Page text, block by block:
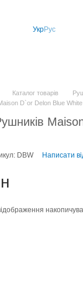
УкрРус
Каталог товарів
D`or Delon Blue White
DBW Написати